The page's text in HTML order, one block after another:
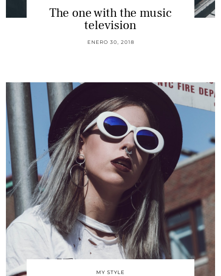
The one with the music
television
ENERO 30, 2018
MY STYLE